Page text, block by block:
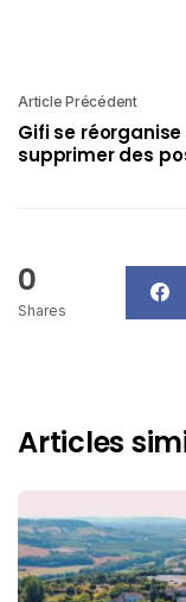
Article Précédent
Gifi se
supprimer des
0
Shares
Articles